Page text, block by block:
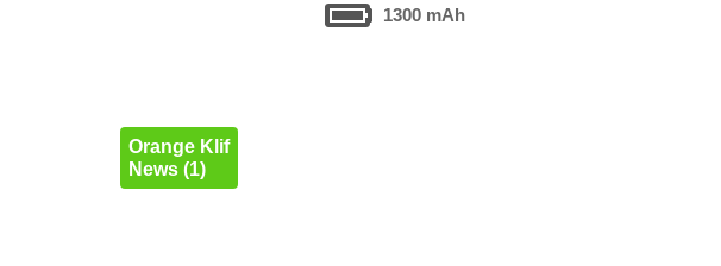
1300 mAh
Orange Klif
News (1)